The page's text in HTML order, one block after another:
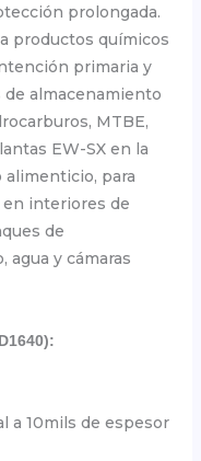
prolongada.
productos químicos
primaria y
almacenamiento
MTBE,
EW-SX en la
alimenticio, para
interiores de
de
agua y cámaras
a 10mils de espesor